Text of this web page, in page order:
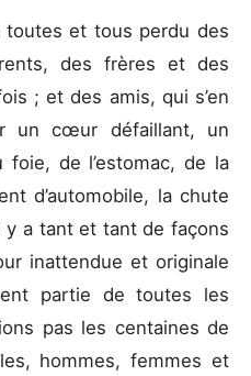
et tous perdu des
des frères et des
; et des amis, qui s’en
un cœur défaillant, un
de l’estomac, de la
d’automobile, la chute
a tant et tant de façons
inattendue et originale
partie de toutes les
pas les centaines de
hommes, femmes et